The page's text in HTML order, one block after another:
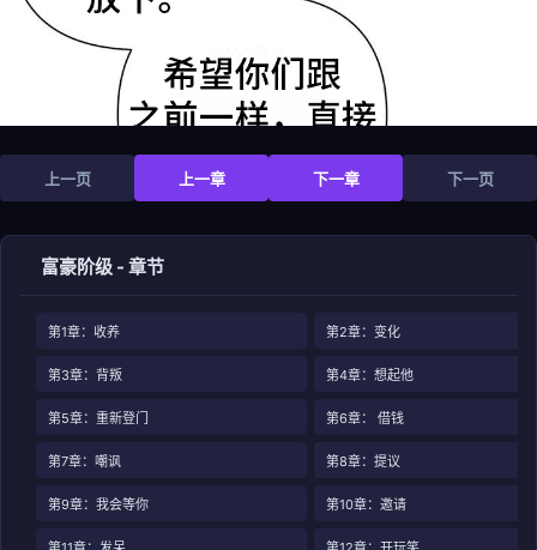
上一页 上一章 下一章 下一页
富豪阶级 - 章节
第1章：收养 第2章：变化
第3章：背叛 第4章：想起他
第5章：重新登门 第6章： 借钱
第7章：嘲讽 第8章：提议
第9章：我会等你 第10章：邀请